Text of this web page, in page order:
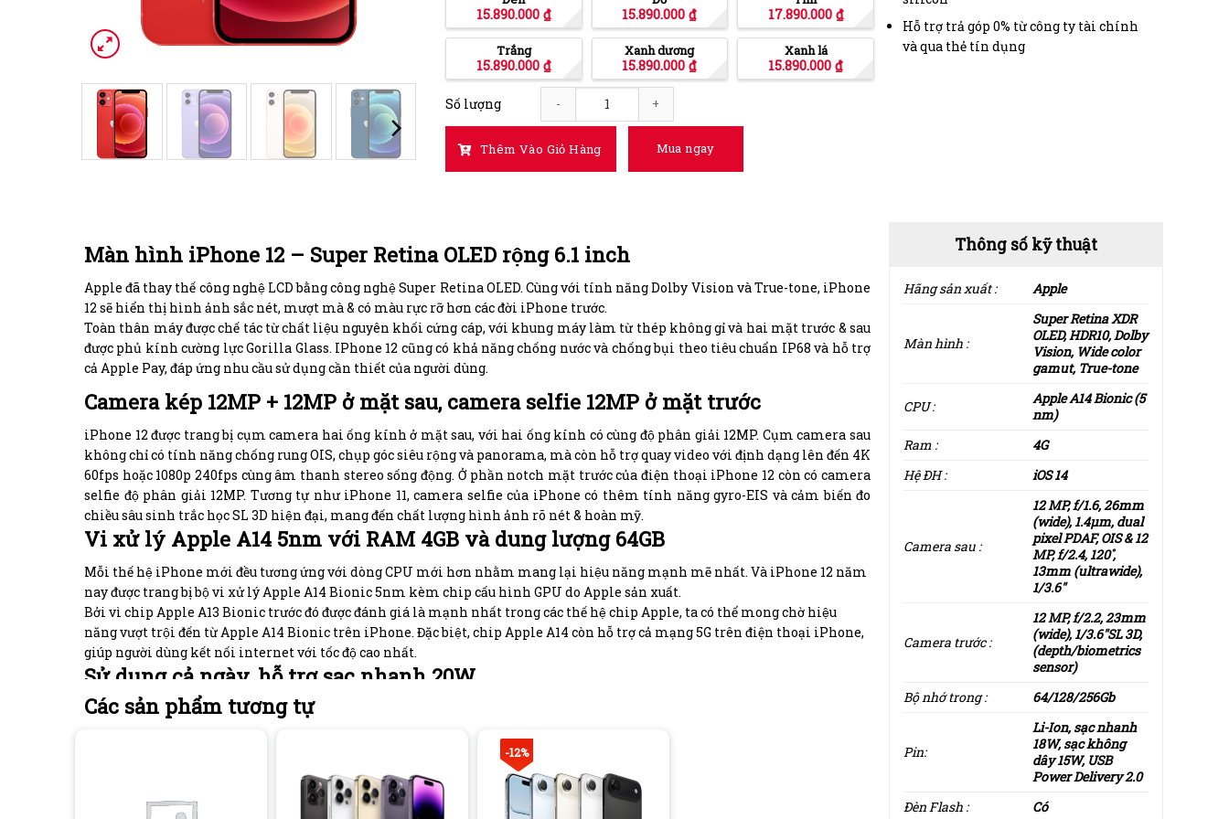
15.890.000 ₫ 15.890.000₫ 17.890.000 ₫
Trắng
15.890.000 ₫
Xanh dương
15.890.000₫
Xanh lá
15.890.000₫
Số lượng
iPhone 12 128GB Chính Hãng quantity
Thêm Vào Giỏ Hàng Mua ngay
Hỗ trợ trả góp 0% từ công ty tài chính
và qua thẻ tín dụng
Màn hình iPhone 12​ – Super Retina OLED rộng 6.1 inch
Apple đã thay thế công nghệ LCD bằng công nghệ Super Retina OLED. Cùng với tính năng Dolby Vision và True-tone, iPhone
12 sẽ hiển thị hình ảnh sắc nét, mượt mà & có màu rực rỡ hơn các đời iPhone trước.
Toàn thân máy được chế tác từ chất liệu nguyên khối cứng cáp, với khung máy làm từ thép không gỉ và hai mặt trước & sau
được phủ kính cường lực Gorilla Glass. IPhone 12 cũng có khả năng chống nước và chống bụi theo tiêu chuẩn IP68 và hỗ trợ
cả Apple Pay, đáp ứng nhu cầu sử dụng cần thiết của người dùng.
Camera kép 12MP + 12MP ở mặt sau, camera selfie 12MP ở mặt trước
iPhone 12 được trang bị cụm camera hai ống kính ở mặt sau, với hai ống kính có cùng độ phân giải 12MP. Cụm camera sau
không chỉ có tính năng chống rung OIS, chụp góc siêu rộng và panorama, mà còn hỗ trợ quay video với định dạng lên đến 4K
60fps hoặc 1080p 240fps cùng âm thanh stereo sống động. Ở phần notch mặt trước của điện thoại iPhone 12 còn có camera
selfie độ phân giải 12MP. Tương tự như iPhone 11, camera selfie của iPhone có thêm tính năng gyro-EIS và cảm biến đo
chiều sâu sinh trắc học SL 3D hiện đại, mang đến chất lượng hình ảnh rõ nét & hoàn mỹ.
Vi xử lý Apple A14 5nm với RAM 4GB và dung lượng 64GB
Mỗi thế hệ iPhone mới đều tương ứng với dòng CPU mới hơn nhằm mang lại hiệu năng mạnh mẽ nhất. Và iPhone 12 năm
nay được trang bị bộ vi xử lý Apple A14 Bionic 5nm kèm chip cấu hình GPU do Apple sản xuất.
Bởi vì chip Apple A13 Bionic trước đó được đánh giá là mạnh nhất trong các thế hệ chip Apple, ta có thể mong chờ hiệu
năng vượt trội đến từ Apple A14 Bionic trên iPhone. Đặc biệt, chip Apple A14 còn hỗ trợ cả mạng 5G trên điện thoại iPhone,
giúp người dùng kết nối internet với tốc độ cao nhất.
Sử dụng cả ngày, hỗ trợ sạc nhanh 20W
Điện thoại iPhone 12 cũng được nâng cấp về dung lượng pin so với người tiền nhiệm iPhone 11. Cụ thể, máy sẽ mang đến cho
Một chiếc iPhone cao cấp phục vụ mọi công việc sẽ không thể thiếu tính năng sạc nhanh. “Siêu phẩm” điện thoại iPhone
cũng được trang bị tính năng sạc nhanh Power Delivery 2.0 sẽ đảm bảo thiết bị có ngay 50% thời lượng pin chỉ trong 30 phút.
iPhone 12 cũng có thêm tính năng sạc không dây Qi, cho phép chiếc máy tiếp nạp năng lượng trên đế sạc không dây hữu
ích & tiện lợi.
Các sản phẩm tương tự
-12%
Thông số kỹ thuật
Hãng sản xuất : Apple
Màn hình :
Super Retina XDR
OLED, HDR10, Dolby
Vision, Wide color
gamut, True-tone
CPU :
Apple A14 Bionic (5
nm)
Ram :
4G
Hệ ĐH :
iOS 14
Camera sau :
12 MP, f/1.6, 26mm
(wide), 1.4µm, dual
pixel PDAF, OIS & 12
MP, f/2.4, 120˚,
13mm (ultrawide),
1/3.6″
Camera trước :
12 MP, f/2.2, 23mm
(wide), 1/3.6″SL 3D,
(depth/biometrics
sensor)
Bộ nhớ trong :
64/128/256Gb
Pin:
Li-Ion, sạc nhanh
18W, sạc không
dây 15W, USB
Power Delivery 2.0
Đèn Flash :
Có